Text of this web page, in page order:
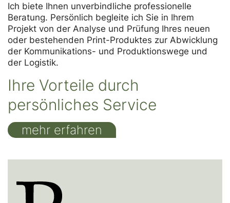
Ich biete Ihnen unverbindliche professionelle
Beratung. Persönlich begleite ich Sie in Ihrem
Projekt von der Analyse und Prüfung Ihres neuen
oder bestehenden Print-Produktes zur Abwicklung
der Kommunikations- und Produktionswege und
der Logistik.
Ihre Vorteile durch
persönliches Service
mehr erfahren